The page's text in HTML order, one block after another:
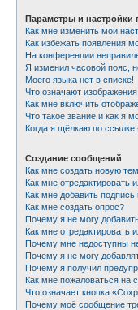
Параметры и настройки
Как мне изменить мои
Как избежать появления
На конференции
Я изменил часовой пояс,
Моего языка нет в списке!
Что означают
Как мне включить
Что такое звание и как я
Когда я щёлкаю по
Создание сообщений
Как мне создать новую
Как мне отредактировать
Как мне добавить
Как мне создать опрос?
Почему я не могу
Как мне отредактировать
Почему мне недоступны
Почему я не могу
Почему я получил
Как мне пожаловаться на
Что означает кнопка
Почему моё сообщение